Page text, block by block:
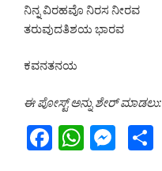
ನಿನ್ನ ವಿರಹವೊ ನಿರಸ ನೀರವ
ತರುವುದತಿಶಯ ಭಾರವ
ಕವನತನಯ
ಈ ಪೋಸ್ಟ್ ಅನ್ನು ಶೇರ್ ಮಾಡಲು:
F
W M